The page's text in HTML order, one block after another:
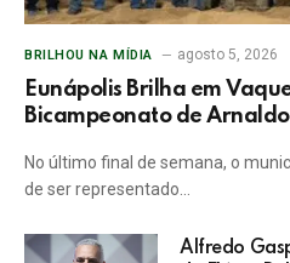
BRILHOU NA MÍDIA agosto 5, 2026
Eunápolis Brilha em
Bicampeonato de
No último final de semana, o
de ser representado…
Alfredo